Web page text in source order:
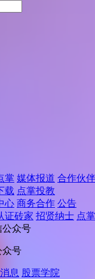
掌 媒体报道 合作伙伴
载 点掌投教
心 商务合作 公告
证砖家 招贤纳士 点
众号
息 股票学院